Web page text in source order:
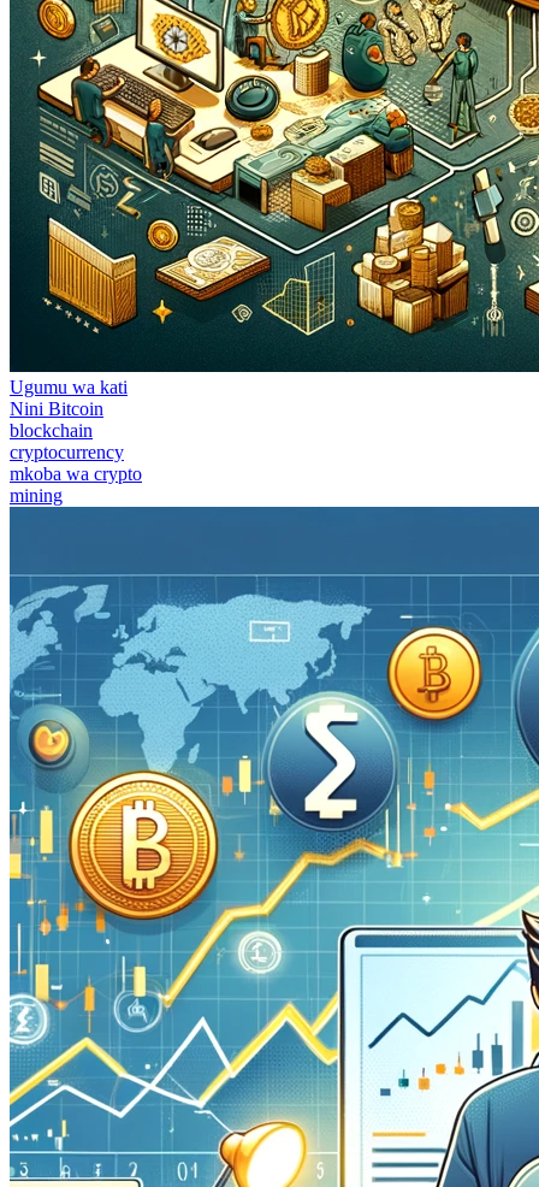
Ugumu wa kati
Nini Bitcoin
blockchain
cryptocurrency
mkoba wa crypto
mining